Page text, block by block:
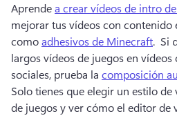
Aprende a crear vídeos de intro
mejorar tus vídeos con contenido
como adhesivos de Minecraft. Si
largos vídeos de juegos en vídeos
sociales, prueba la composición
Solo tienes que elegir un estilo
de juegos y ver cómo el editor de